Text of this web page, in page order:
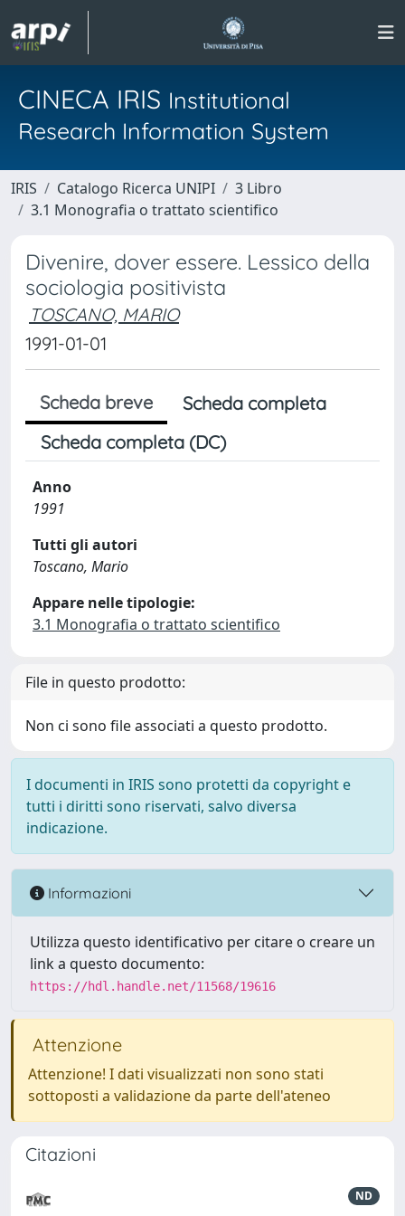
CINECA IRIS Institutional
Research Information System
IRIS Catalogo Ricerca UNIPI
3 Libro
3.1 Monografia o trattato scientifico
Divenire, dover essere. Lessico della
sociologia positivista
TOSCANO, MARIO
1991-01-01
Scheda breve
Scheda completa
Scheda completa (DC)
Anno
1991
Tutti gli autori
Toscano, Mario
Appare nelle tipologie:
3.1 Monografia o trattato scientifico
File in questo prodotto:
Non ci sono file associati a questo prodotto.
I documenti in IRIS sono protetti da copyright e
tutti i diritti sono riservati, salvo diversa
indicazione.
Informazioni
Utilizza questo identificativo per citare o creare un
link a questo documento:
https://hdl.handle.net/11568/19616
Attenzione
Attenzione! I dati visualizzati non sono stati
sottoposti a validazione da parte dell'ateneo
Citazioni
ND